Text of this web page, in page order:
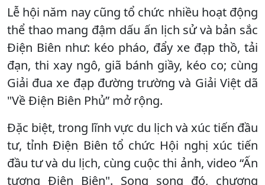
Lễ hội năm nay cũng tổ chức nhiều hoạt động
thể thao mang đậm dấu ấn lịch sử và bản sắc
Điện Biên như: kéo pháo, đẩy xe đạp thồ, tải
đạn, thi xay ngô, giã bánh giầy, kéo co; cùng
Giải đua xe đạp đường trường và Giải Việt dã
"Về Điện Biên Phủ” mở rộng.
Đặc biệt, trong lĩnh vực du lịch và xúc tiến đầu
tư, tỉnh Điện Biên tổ chức Hội nghị xúc tiến
đầu tư và du lịch, cùng cuộc thi ảnh, video “Ấn
tượng Điện Biên". Song song đó, chương